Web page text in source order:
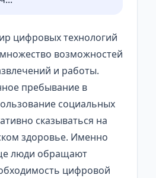
цифровых технологий
возможностей
и работы.
пребывание в
социальных
сказываться на
здоровье. Именно
люди обращают
цифровой